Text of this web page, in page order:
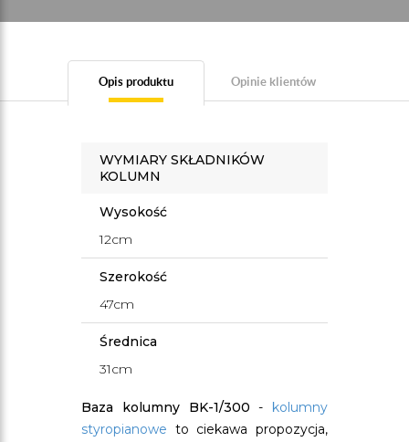
Opis produktu Opinie klientów
WYMIARY SKŁADNIKÓW
KOLUMN
Wysokość
12cm
Szerokość
47cm
Średnica
31cm
Baza kolumny BK-1/300 - kolumny
styropianowe to ciekawa propozycja,